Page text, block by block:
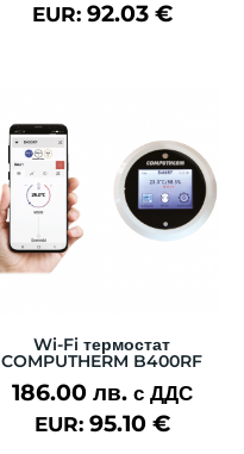
EUR: 92.03 €
Wi-Fi термостат
COMPUTHERM B400RF
186.00 лв. с ДДС
EUR: 95.10 €